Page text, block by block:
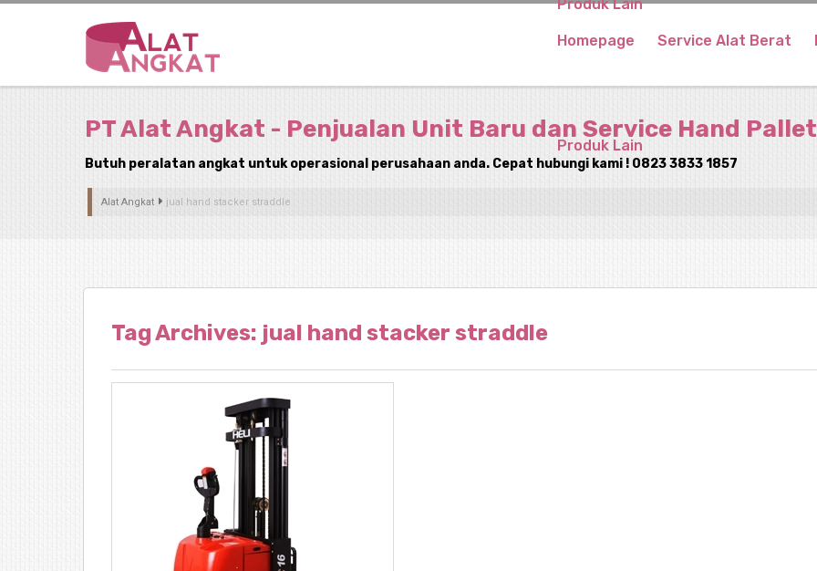
Homepage Service Alat Berat
Produk Lain
PT Alat Angkat - Penjualan Unit Baru dan Service Hand Pallet
Butuh peralatan angkat untuk operasional perusahaan anda. Cepat hubungi kami ! 0823 3833 1857
Alat Angkat jual hand stacker straddle
Tag Archives: jual hand stacker straddle
Produk Lain